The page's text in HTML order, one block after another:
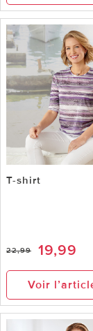
T-shirt
22,99 19,99
Voir